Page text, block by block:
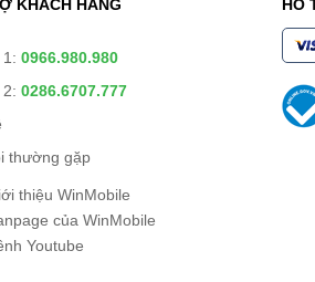
KHÁCH HÀNG
1: 0966.980.980
2: 0286.6707.777
thường gặp
thiệu WinMobile
của WinMobile
Youtube
HỖ